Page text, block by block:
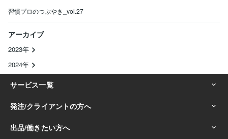
習慣プロのつぶやき_vol.27
アーカイブ
2023年
2024年